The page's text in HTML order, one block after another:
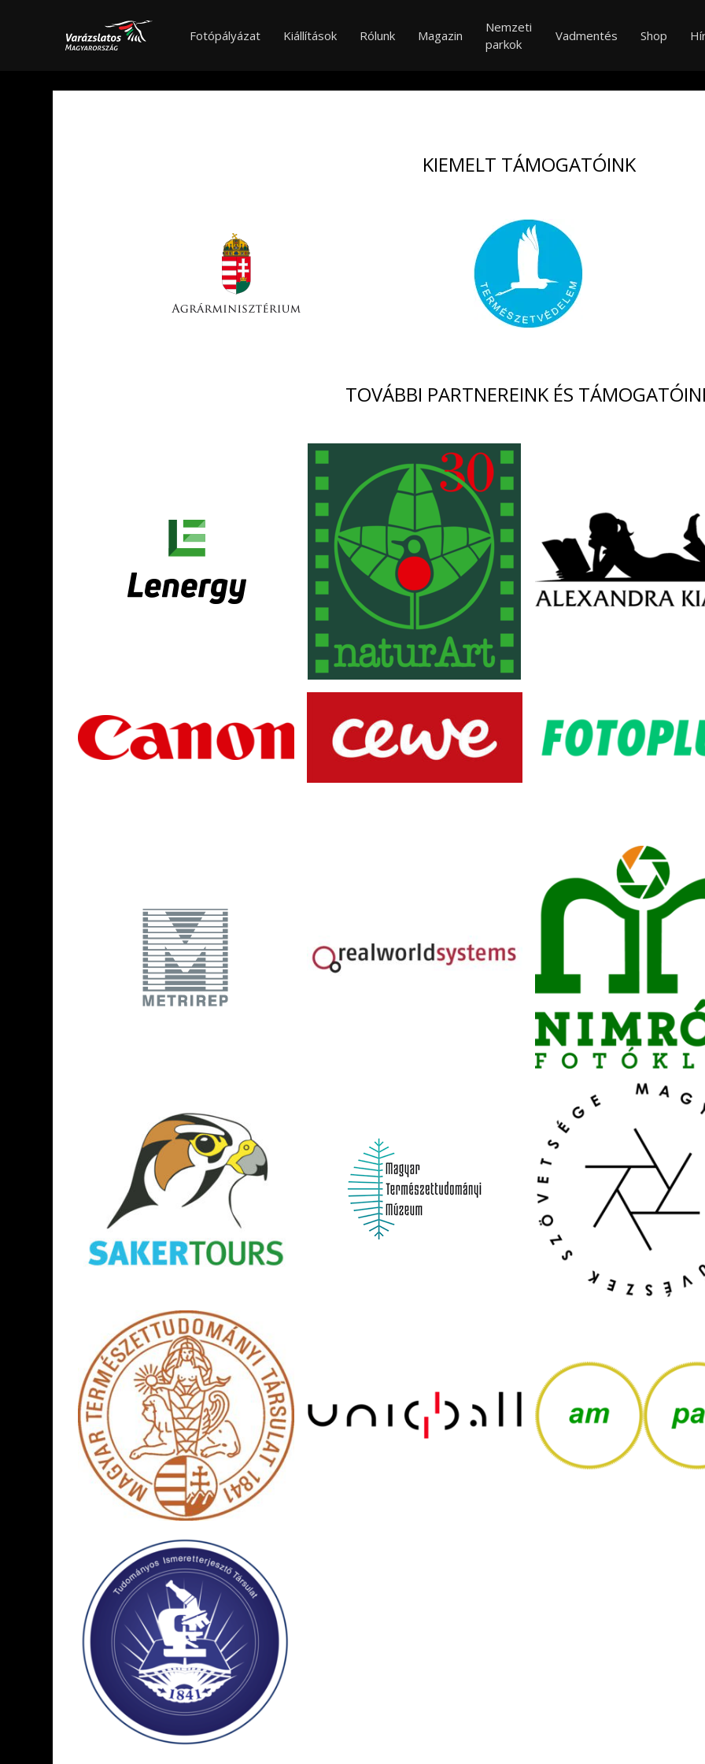
Fotópályázat Kiállítások Rólunk Magazin
Nemzeti
parkok
Vadmentés Shop
KIEMELT TÁMOGATÓINK
TOVÁBBI PARTNEREINK ÉS